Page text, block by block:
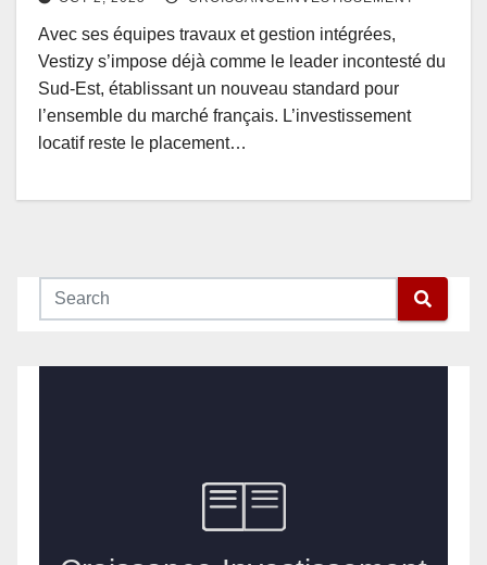
Avec ses équipes travaux et gestion intégrées,
Vestizy s’impose déjà comme le leader incontesté du
Sud-Est, établissant un nouveau standard pour
l’ensemble du marché français. L’investissement
locatif reste le placement…